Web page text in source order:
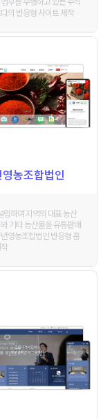
의 반응형 사이트 제작
농조합법인
립하여 지역의 대표 농산
기타 농산물을 유통판매
영농조합법인 반응형 홈